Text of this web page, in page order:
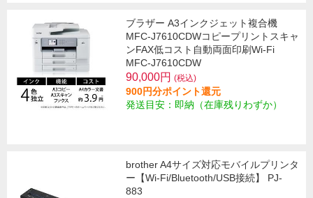
ブラザー A3インクジェット複合機
MFC-J7610CDWコピープリントスキャ
ンFAX低コスト自動両面印刷Wi-Fi
MFC-J7610CDW
90,000円 (税込)
900円分ポイント還元
発送目安：即納（在庫残りわずか）
brother A4サイズ対応モバイルプリンタ
ー【Wi-Fi/Bluetooth/USB接続】 PJ-
883